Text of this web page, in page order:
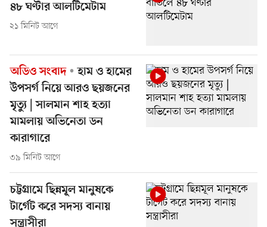
৪৮ ঘণ্টার আলটিমেটাম
২১ মিনিট আগে
অডিও সংবাদ
হাম ও হামের
উপসর্গ নিয়ে আরও ছয়জনের
মৃত্যু | সালমান শাহ হত্যা
মামলায় অভিনেতা ডন
কারাগারে
৩৯ মিনিট আগে
চট্টগ্রামে ছিন্নমূল মানুষকে
টার্গেট করে সদস্য বানায়
সন্ত্রাসীরা